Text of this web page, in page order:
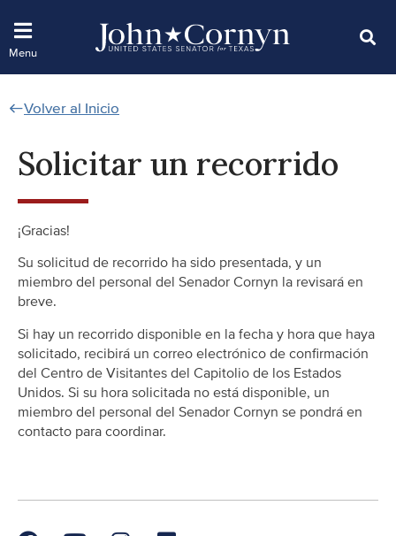
Volver al Inicio
Solicitar un recorrido
¡Gracias!
Su solicitud de recorrido ha sido presentada, y un
miembro del personal del Senador Cornyn la revisará en
breve.
Si hay un recorrido disponible en la fecha y hora que haya
solicitado, recibirá un correo electrónico de confirmación
del Centro de Visitantes del Capitolio de los Estados
Unidos. Si su hora solicitada no está disponible, un
miembro del personal del Senador Cornyn se pondrá en
contacto para coordinar.